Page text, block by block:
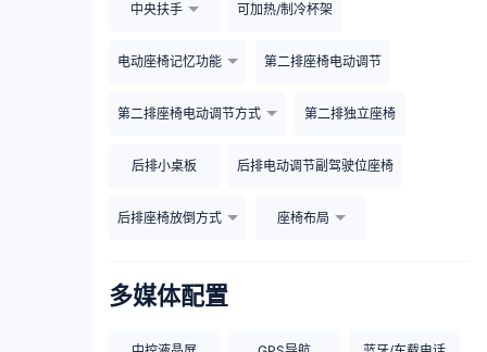
中央扶手 可加热/制冷杯架
电动座椅记忆功能 第二排座椅电动调节
第二排座椅电动调节方式 第二排独立座椅
后排小桌板 后排电动调节副驾驶位座椅
后排座椅放倒方式 座椅布局
多媒体配置